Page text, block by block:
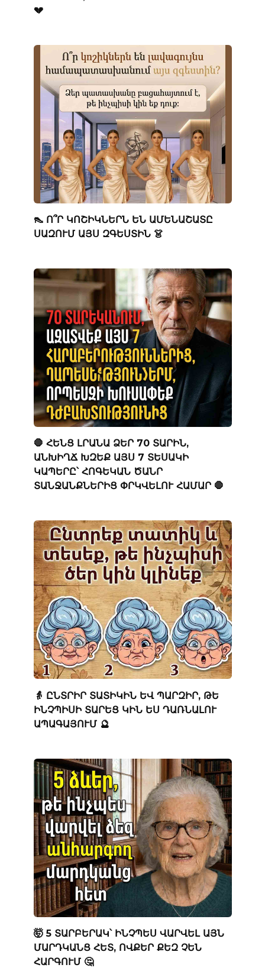
💔
👠 Ո՞Ր ԿՈՇԻԿՆԵՐՆ ԵՆ ԱՄԵՆԱՇԱՏԸ
ՍԱԶՈՒՄ ԱՅՍ ԶԳԵՍՏԻՆ 👗
🛑 ՀԵՆՑ ԼՐԱՆԱ ՁԵՐ 70 ՏԱՐԻՆ,
ԱՆԽԻՂՃ ԽԶԵՔ ԱՅՍ 7 ՏԵՍԱԿԻ
ԿԱՊԵՐԸ՝ ՀՈԳԵԿԱՆ ԾԱՆՐ
ՏԱՆՋԱՆՔՆԵՐԻՑ ՓՐԿՎԵԼՈՒ ՀԱՄԱՐ 🛑
👵 ԸՆՏՐԻՐ ՏԱՏԻԿԻՆ ԵՎ ՊԱՐԶԻՐ, ԹԵ
ԻՆՉՊԻՍԻ ՏԱՐԵՑ ԿԻՆ ԵՍ ԴԱՌՆԱԼՈՒ
ԱՊԱԳԱՅՈՒՄ 🔮
🤯 5 ՏԱՐԲԵՐԱԿ՝ ԻՆՉՊԵՍ ՎԱՐՎԵԼ ԱՅՆ
ՄԱՐԴԿԱՆՑ ՀԵՏ, ՈՎՔԵՐ ՔԵԶ ՉԵՆ
ՀԱՐԳՈՒՄ 🤔